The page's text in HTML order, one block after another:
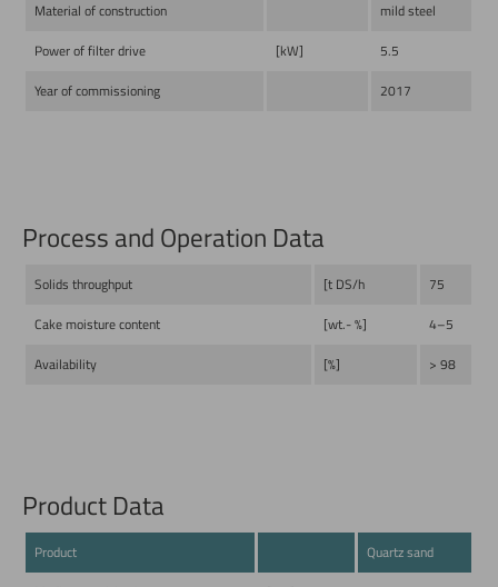
Material of construction
mild steel
Power of filter drive
[kW]
5.5
Year of commissioning
2017
Process and Operation Data
Solids throughput [t DS/h
75
Cake moisture content
[wt.- %]
4–5
Availability
[%] > 98
Product Data
Product
Quartz sand